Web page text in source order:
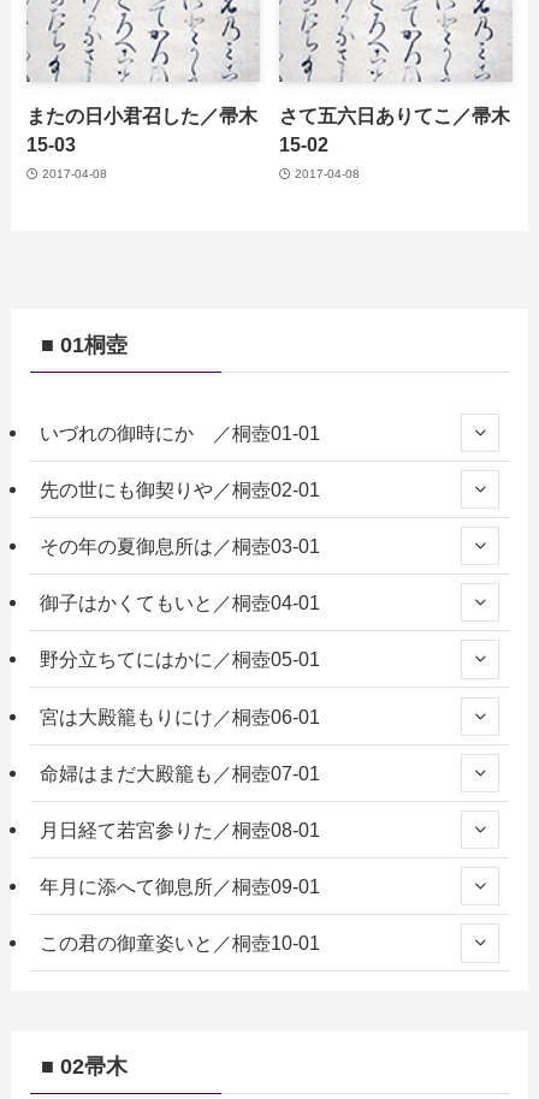
またの日小君召した／帚木
15-03
2017-04-08
さて五六日ありてこ／帚木
15-02
2017-04-08
■ 01桐壺
いづれの御時にか ／桐壺01-01
先の世にも御契りや／桐壺02-01
その年の夏御息所は／桐壺03-01
御子はかくてもいと／桐壺04-01
野分立ちてにはかに／桐壺05-01
宮は大殿籠もりにけ／桐壺06-01
命婦はまだ大殿籠も／桐壺07-01
月日経て若宮参りた／桐壺08-01
年月に添へて御息所／桐壺09-01
この君の御童姿いと／桐壺10-01
■ 02帚木